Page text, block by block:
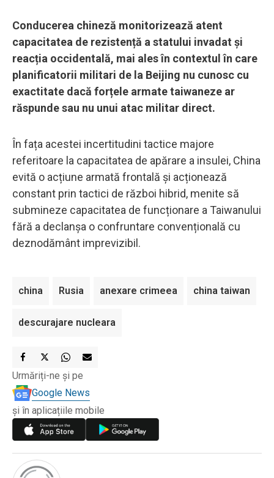
Conducerea chineză monitorizează atent
capacitatea de rezistență a statului invadat și
reacția occidentală, mai ales în contextul în care
planificatorii militari de la Beijing nu cunosc cu
exactitate dacă forțele armate taiwaneze ar
răspunde sau nu unui atac militar direct.
În fața acestei incertitudini tactice majore
referitoare la capacitatea de apărare a insulei, China
evită o acțiune armată frontală și acționează
constant prin tactici de război hibrid, menite să
submineze capacitatea de funcționare a Taiwanului
fără a declanșa o confruntare convențională cu
deznodământ imprevizibil.
china Rusia anexare crimeea china taiwan
descurajare nucleara
Urmăriți-ne și pe
Google News
și în aplicațiile mobile